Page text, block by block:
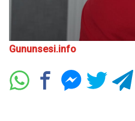
Gununsesi.info